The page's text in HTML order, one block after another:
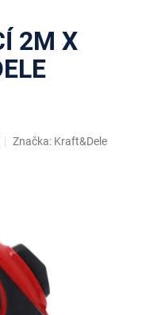
2M X
Značka: Kraft&Dele